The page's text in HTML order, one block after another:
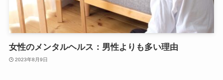
女性のメンタルヘルス：男性よりも多い理由
2023年8月9日